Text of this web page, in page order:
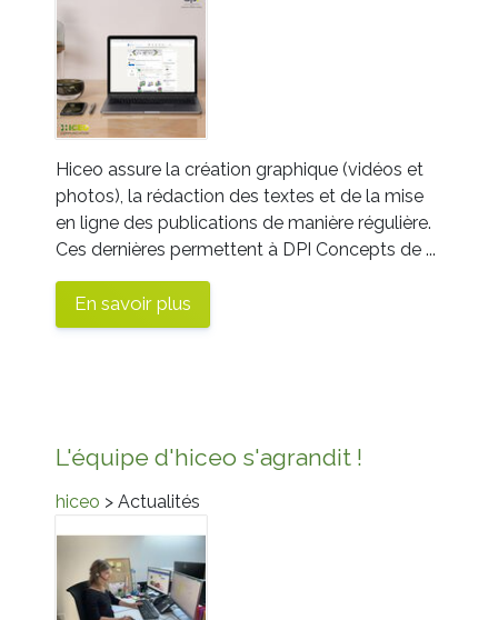
Hiceo assure la création graphique (vidéos et
photos), la rédaction des textes et de la mise
en ligne des publications de manière régulière.
Ces dernières permettent à DPI Concepts de ...
En savoir plus
L'équipe d'hiceo s'agrandit !
hiceo > Actualités